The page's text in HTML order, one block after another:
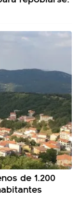
de 1.200